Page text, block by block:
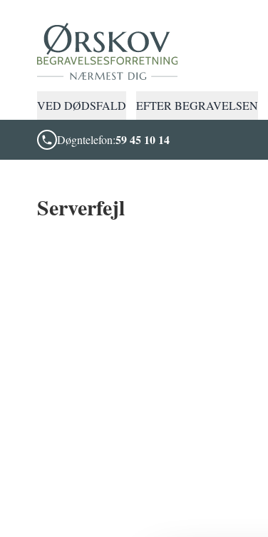
VED DØDSFALD EFTER BEGRAVELSEN
Døgntelefon:59 45 10 14
Serverfejl